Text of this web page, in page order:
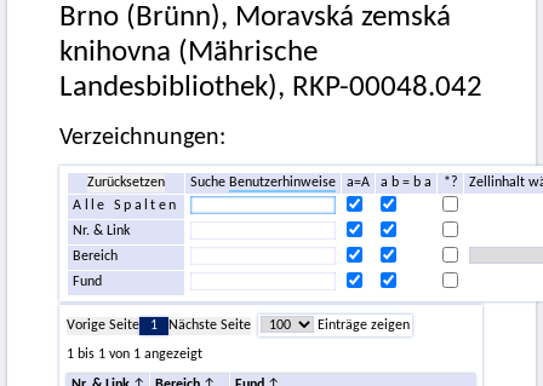
Brno (Brünn), Moravská zemská
knihovna (Mährische
Landesbibliothek), RKP-00048.042
Verzeichnungen:
Zurücksetzen SucheBenutzerhinweise a=A a b = b a *?
Zellinhalt
Alle Spalten
Nr. & Link
Bereich
Fund
Vorige Seite 1 Nächste Seite
Einträge zeigen
1 bis 1 von 1 angezeigt